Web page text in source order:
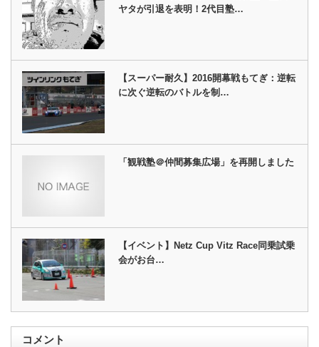
ヤタが引退を表明！2代目塾…
【スーパー耐久】2016開幕戦もてぎ：逆転
に次ぐ逆転のバトルを制…
「観戦塾＠仲間募集広場」を再開しました
【イベント】Netz Cup Vitz Race同乗試乗
会がお台…
コメント